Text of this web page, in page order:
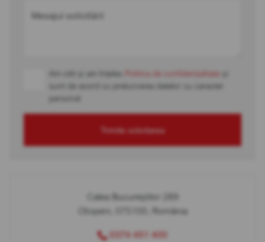
Mesajul solicitării
Am citit și am înțeles Politica de confidențialitate
sunt de acord cu prelucrarea datelor cu caracter
personal
Trimite solicitarea
Calea Bucureștilor 289
Otopeni, 075100, România
0374 451 400